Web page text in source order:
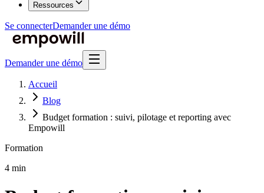
Ressources
Se connecterDemander une démo
Demander une démo
Accueil
Blog
Budget formation : suivi, pilotage et reporting avec
Empowill
Formation
4 min